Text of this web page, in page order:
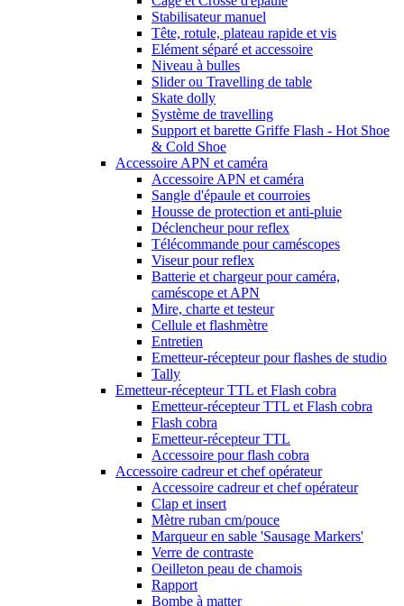
Stabilisateur manuel
Tête, rotule, plateau rapide et vis
Elément séparé et accessoire
Niveau à bulles
Slider ou Travelling de table
Skate dolly
Système de travelling
Support et barette Griffe Flash - Hot Shoe
& Cold Shoe
Accessoire APN et caméra
Accessoire APN et caméra
Sangle d'épaule et courroies
Housse de protection et anti-pluie
Déclencheur pour reflex
Télécommande pour caméscopes
Viseur pour reflex
Batterie et chargeur pour caméra,
caméscope et APN
Mire, charte et testeur
Cellule et flashmètre
Entretien
Emetteur-récepteur pour flashes de studio
Tally
Emetteur-récepteur TTL et Flash cobra
Emetteur-récepteur TTL et Flash cobra
Flash cobra
Emetteur-récepteur TTL
Accessoire pour flash cobra
Accessoire cadreur et chef opérateur
Accessoire cadreur et chef opérateur
Clap et insert
Mètre ruban cm/pouce
Marqueur en sable 'Sausage Markers'
Verre de contraste
Oeilleton peau de chamois
Rapport
Bombe à matter